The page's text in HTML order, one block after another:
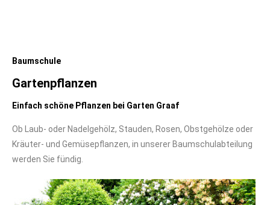
Baumschule
Gartenpflanzen
Einfach schöne Pflanzen bei Garten Graaf
Ob Laub- oder Nadelgehölz, Stauden, Rosen, Obstgehölze oder
Kräuter- und Gemüsepflanzen, in unserer Baumschulabteilung
werden Sie fündig.